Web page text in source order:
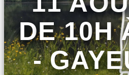
DE 10H
-